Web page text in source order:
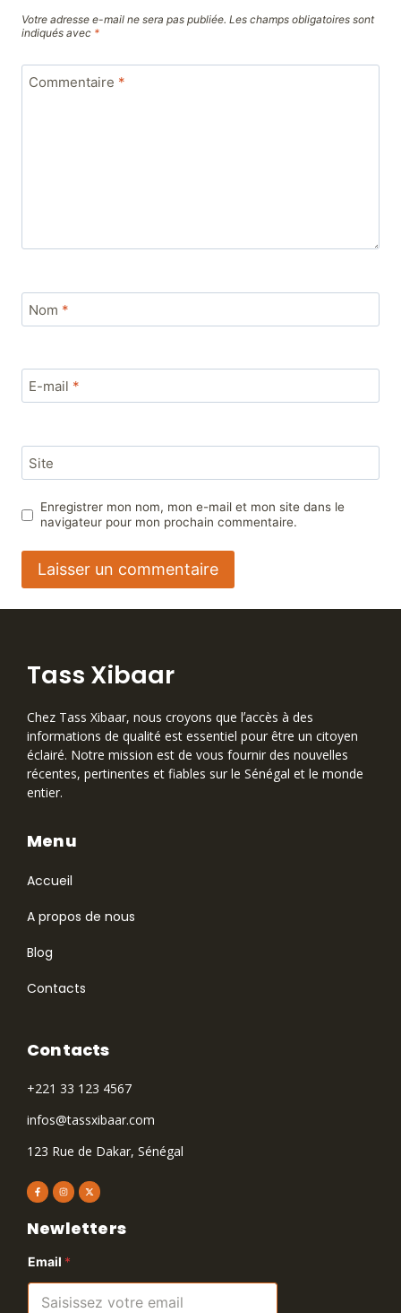
Votre adresse e-mail ne sera pas publiée. Les champs obligatoires sont
indiqués avec *
Commentaire *
Nom *
E-mail *
Site
Enregistrer mon nom, mon e-mail et mon site dans le
navigateur pour mon prochain commentaire.
Tass Xibaar
Chez Tass Xibaar, nous croyons que lʼaccès à des
informations de qualité est essentiel pour être un citoyen
éclairé. Notre mission est de vous fournir des nouvelles
récentes, pertinentes et fiables sur le Sénégal et le monde
entier.
Accueil
A propos de nous
Blog
Contacts
Menu
Contacts
+221 33 123 4567
infos@tassxibaar.com
123 Rue de Dakar, Sénégal
Newletters
Email *